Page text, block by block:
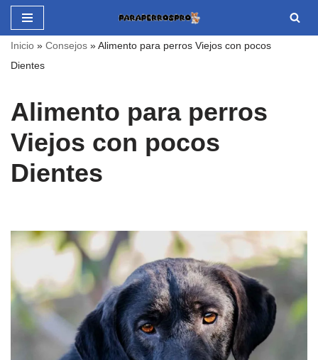
Saltar
al
Inicio » Consejos »Alimento para perros Viejos con pocos
Dientes
Alimento para perros
Viejos con pocos
Dientes